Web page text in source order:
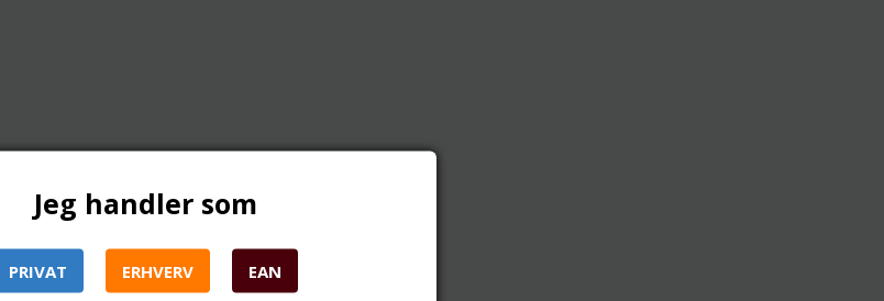
Jeg handler som
PRIVAT ERHVERV EAN